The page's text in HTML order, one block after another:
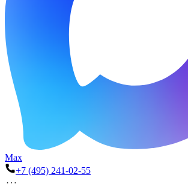
Max
+7 (495) 241-02-55